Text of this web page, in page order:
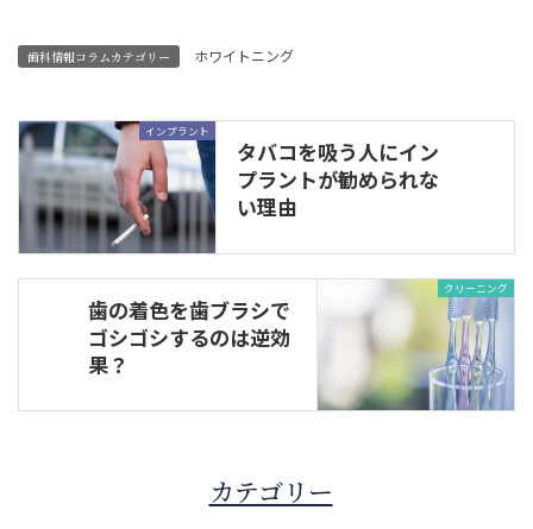
歯科情報コラムカテゴリー ホワイトニング
インプラント
タバコを吸う人にイン
プラントが勧められな
い理由
クリーニング
歯の着色を歯ブラシで
ゴシゴシするのは逆効
果？
カテゴリー